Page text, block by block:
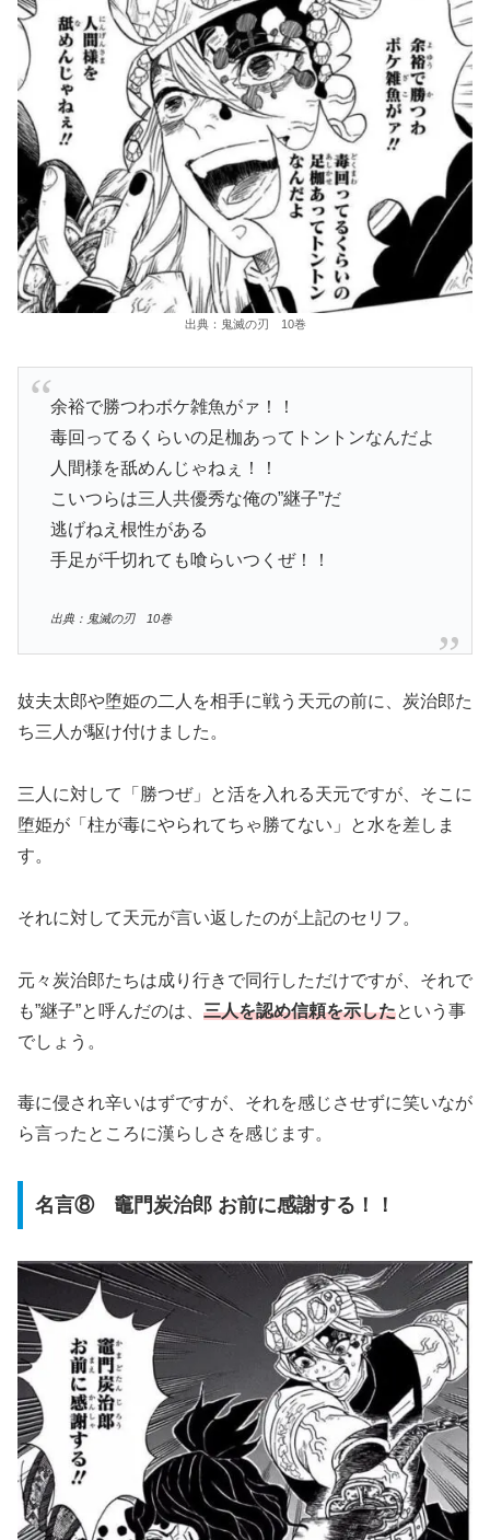
出典：鬼滅の刃 10巻
余裕で勝つわボケ雑魚がァ！！
毒回ってるくらいの足枷あってトントンなんだよ
人間様を舐めんじゃねぇ！！
こいつらは三人共優秀な俺の”継子”だ
逃げねえ根性がある
手足が千切れても喰らいつくぜ！！
出典：鬼滅の刃 10巻
妓夫太郎や堕姫の二人を相手に戦う天元の前に、炭治郎た
ち三人が駆け付けました。
三人に対して「勝つぜ」と活を入れる天元ですが、そこに
堕姫が「柱が毒にやられてちゃ勝てない」と水を差しま
す。
それに対して天元が言い返したのが上記のセリフ。
元々炭治郎たちは成り行きで同行しただけですが、それで
も”継子”と呼んだのは、 三人を認め信頼を示したという事
でしょう。
毒に侵され辛いはずですが、それを感じさせずに笑いなが
ら言ったところに漢らしさを感じます。
名言⑧ 竈門炭治郎 お前に感謝する！！